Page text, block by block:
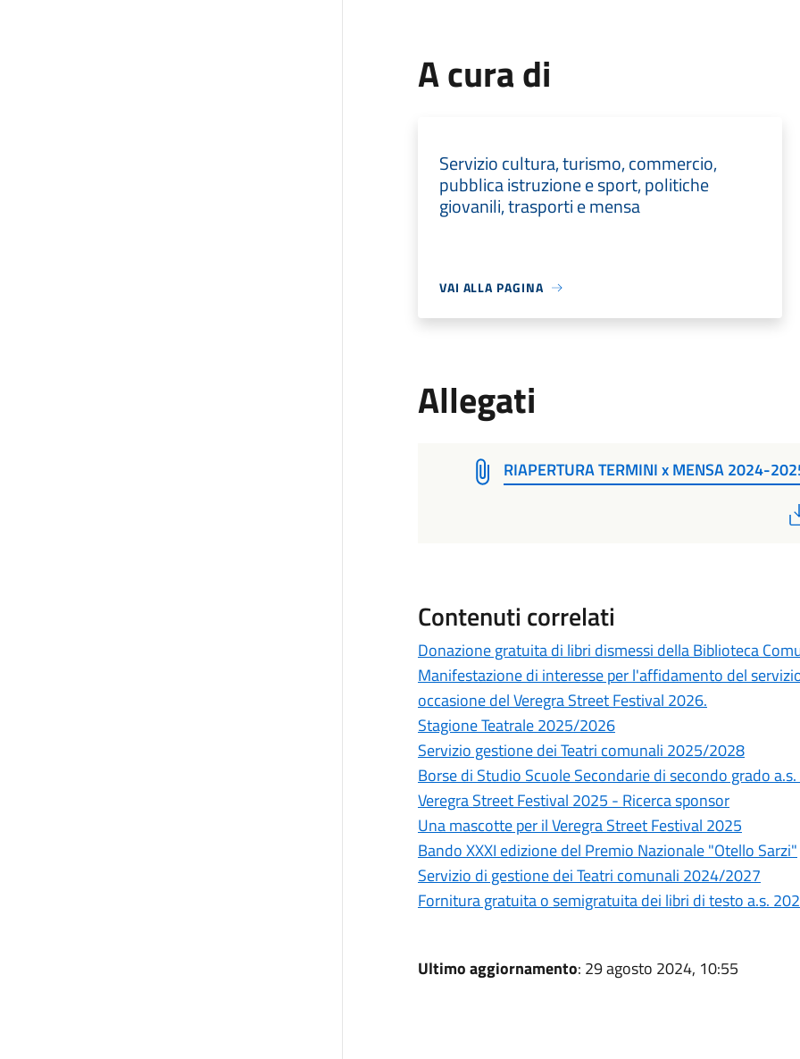
A cura di
Servizio cultura, turismo, commercio,
pubblica istruzione e sport, politiche
giovanili, trasporti e mensa
VAI ALLA PAGINA
Allegati
RIAPERTURA TERMINI x MENSA 2024-
Contenuti correlati
Donazione gratuita di libri dismessi della Biblioteca
Manifestazione di interesse per l'affidamento del
occasione del Veregra Street Festival 2026.
Stagione Teatrale 2025/2026
Servizio gestione dei Teatri comunali 2025/2028
Borse di Studio Scuole Secondarie di secondo grado
Veregra Street Festival 2025 - Ricerca sponsor
Una mascotte per il Veregra Street Festival 2025
Bando XXXI edizione del Premio Nazionale "Otello Sarzi"
Servizio di gestione dei Teatri comunali 2024/2027
Fornitura gratuita o semigratuita dei libri di testo a.s.
Ultimo aggiornamento: 29 agosto 2024, 10:55